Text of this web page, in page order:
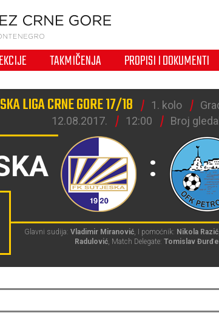
TAKMIČENJA PROPISI I DOKUMENTI
LIGA CRNE GORE 17/18 1. kolo
12.08.2017.
12:00 Broj
:
Glavni sudija: Vladimir Miranović, I pomoćnik: Nikola Razić
Radulović, Match Delegate: Tomislav